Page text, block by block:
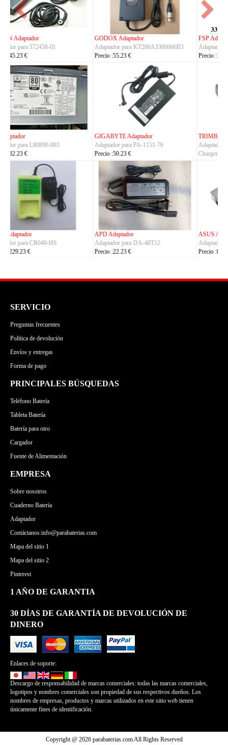
FSP Adaptador
Adaptador para FSP330-ACAU3
Precio :164.23 €
HUAWEI Adaptador
Adaptador para S190126D1D
Precio :40.23 €
TRIMBLE Adaptador
Adaptador para
Charger_Dual_Battery_Slot
Precio :149.23 €
ASUS Adaptador
Adaptador para A14-150P1A
Precio :42.23 €
ASUS Adaptador
Adaptador para ADP-380AB_B
Precio :86.23 €
OLYMPUS Adaptador
Adaptador para CH4000
Precio :100.23 €
SERVICIO
Preguntas frecuentes
Política de devolución
Envíos y entregas
Forma de pago
PRINCIPALES BÚSQUEDAS
Teléfono Batería
Tableta Batería
Batería para otro
Cargador
Fuente de Alimentación
EMPRESA
Sobre nosotros
Cuaderno Batería
Adaptador
Contáctanos:info@parabaterias.com
Mapa del sitio 1
Mapa del sitio 2
Pinterest
1 AÑO DE GARANTIA
30 DÍAS DE GARANTÍA DE DEVOLUCIÓN DE
DINERO
Enlaces de soporte:
Descargo de responsabilidad de marcas comerciales: todas las marcas comerciales,
logotipos y nombres comerciales son propiedad de sus respectivos dueños. Los
nombres de empresas, productos y marcas utilizados en este sitio web tienen
únicamente fines de identificación.
Copyright @ 2026 parabaterias.com All Rights Reserved